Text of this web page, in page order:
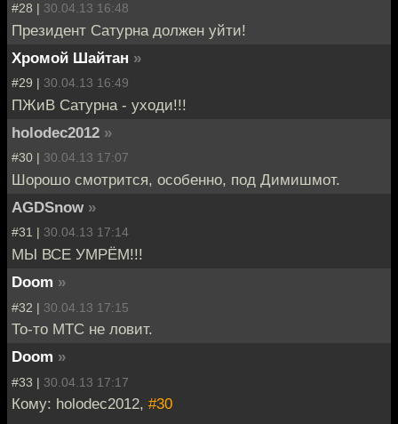
#28 | 30.04.13 16:48
Президент Сатурна должен уйти!
Хромой Шайтан »
#29 | 30.04.13 16:49
ПЖиВ Сатурна - уходи!!!
holodec2012 »
#30 | 30.04.13 17:07
Шорошо смотрится, особенно, под Димишмот.
AGDSnow »
#31 | 30.04.13 17:14
МЫ ВСЕ УМРЁМ!!!
Doom »
#32 | 30.04.13 17:15
То-то МТС не ловит.
Doom »
#33 | 30.04.13 17:17
Кому: holodec2012, #30